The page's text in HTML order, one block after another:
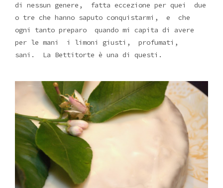
di nessun genere, fatta eccezione per quei due
o tre che hanno saputo conquistarmi, e che
ogni tanto preparo quando mi capita di avere
per le mani i limoni giusti, profumati,
sani. La Bettitorte è una di questi.